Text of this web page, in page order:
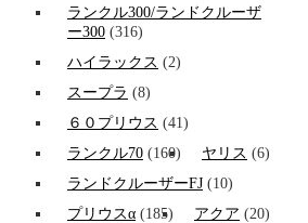
ランクル300/ランドクルーザ
ー300 (316)
ハイラックス (2)
スープラ (8)
６０プリウス (41)
ランクル70 (160) ヤリス (6)
ランドクルーザーFJ (10)
プリウスα (185) アクア (20)